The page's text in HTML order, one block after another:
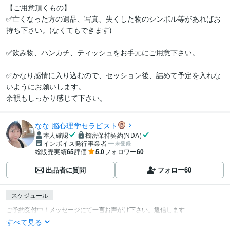
【ご用意頂くもの】
✅亡くなった方の遺品、写真、失くした物のシンボル等があればお
持ち下さい。(なくてもできます)
✅飲み物、ハンカチ、ティッシュをお手元にご用意下さい。
✅かなり感情に入り込むので、セッション後、詰めて予定を入れな
いようにお願いします。
余韻もしっかり感じて下さい。
なな 脳心理学セラピスト
本人確認
機密保持契約(NDA)
インボイス発行事業者
未登録
総販売実績65評価 5.0フォロワー60
出品者に質問 フォロー60
スケジュール
すべて見る